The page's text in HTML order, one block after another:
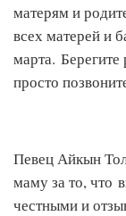
матерям и
всех матерей и
марта.
просто
Певец Айкын
маму за то, что
честными и